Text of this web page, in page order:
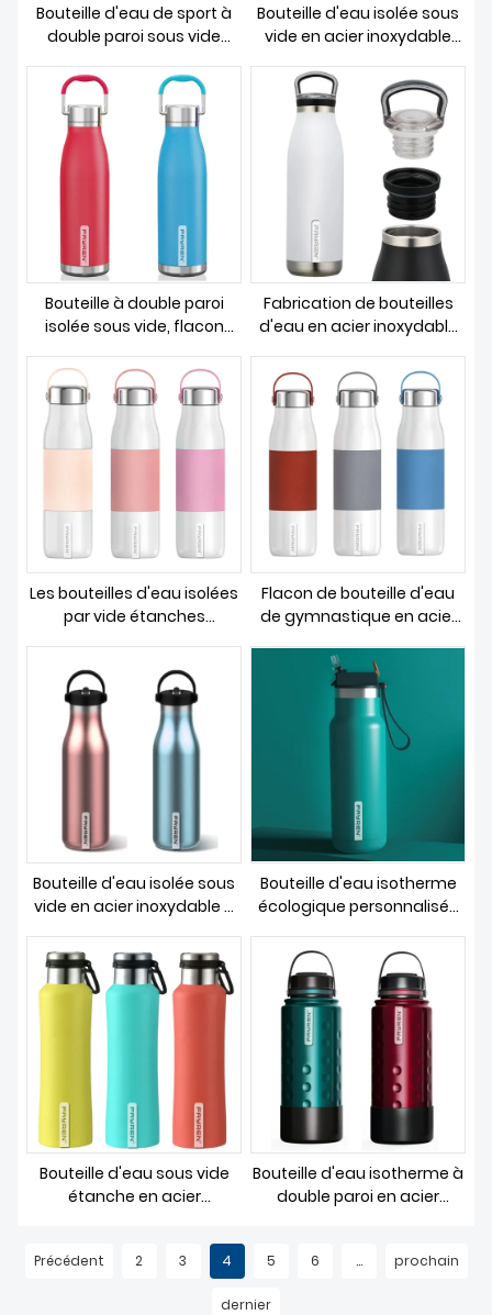
Bouteille d'eau de sport à
double paroi sous vide
garder les liquides chauds
ou froids
Bouteille d'eau isolée sous
vide en acier inoxydable
Bouteille à double paroi
isolée sous vide, flacon
Fabrication de bouteilles
d'eau en acier inoxydable
personnalisées, pour
voyage et Camping
Les bouteilles d'eau isolées
par vide étanches
heures au chaud
Flacon de bouteille d'eau
de gymnastique en acier
parfait pour le sport ou le
travail
Bouteille d'eau isolée sous
vide en acier inoxydable à
Bouteille d'eau isotherme
écologique personnalisée
ouverture
Bouteille d'eau sous vide
étanche en acier
thermo métallique à large
bouche, pour salle de sport
Bouteille d'eau isotherme à
double paroi en acier
Précédent 2 3 4 5 6 ... prochain
dernier